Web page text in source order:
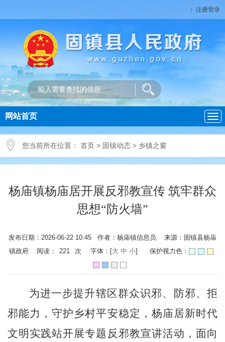
注册登录
导
航
网站首页
您当前所在位置： 首页 > 固镇动态 > 乡镇之窗
杨庙镇杨庙居开展反邪教宣传 筑牢群众
思想“防火墙”
发布日期：2026-06-22 10:45 作者：杨庙镇信息员 来源：固镇县杨庙
镇政府 阅读：
221 次 字体：[大 中 小] 保护视力色：
为进一步提升辖区群众识邪、防邪、拒
邪能力，守护乡村平安稳定，杨庙居新时代
文明实践站开展专题反邪教宣讲活动，面向